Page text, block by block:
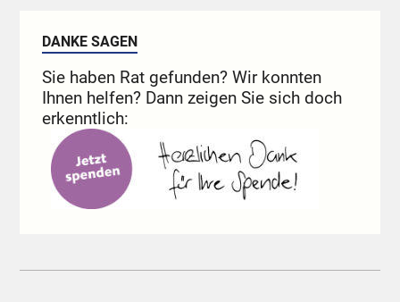
DANKE SAGEN
Sie haben Rat gefunden? Wir konnten
Ihnen helfen? Dann zeigen Sie sich doch
erkenntlich: